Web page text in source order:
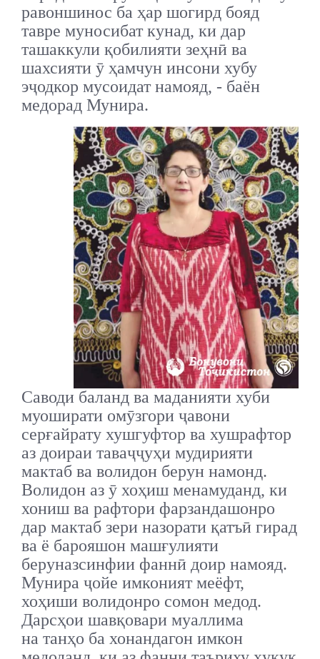
равоншинос ба ҳар шогирд бояд
тавре муносибат кунад, ки дар
ташаккули қобилияти зеҳнӣ ва
шахсияти ӯ ҳамчун инсони хубу
эҷодкор мусоидат намояд, - баён
медорад Мунира.
Саводи баланд ва маданияти хуби
муоширати омӯзгори ҷавони
серғайрату хушгуфтор ва хушрафтор
аз доираи таваҷҷуҳи мудирияти
мактаб ва волидон берун намонд.
Волидон аз ӯ хоҳиш менамуданд, ки
хониш ва рафтори фарзандашонро
дар мактаб зери назорати қатъӣ гирад
ва ё барояшон машғулияти
беруназсинфии фаннӣ доир намояд.
Мунира ҷойе имконият меёфт,
хоҳиши волидонро сомон медод.
Дарсҳои шавқовари муаллима
на танҳо ба хонандагон имкон